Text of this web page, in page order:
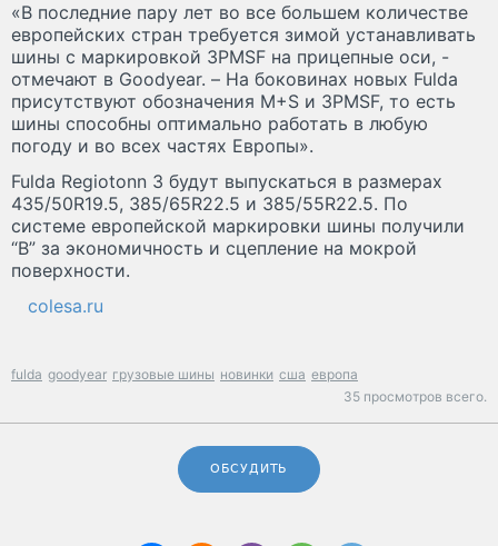
«В последние пару лет во все большем количестве
европейских стран требуется зимой устанавливать
шины с маркировкой 3PMSF на прицепные оси, -
отмечают в Goodyear. – На боковинах новых Fulda
присутствуют обозначения M+S и 3PMSF, то есть
шины способны оптимально работать в любую
погоду и во всех частях Европы».
Fulda Regiotonn 3 будут выпускаться в размерах
435/50R19.5, 385/65R22.5 и 385/55R22.5. По
системе европейской маркировки шины получили
“B” за экономичность и сцепление на мокрой
поверхности.
colesa.ru
fulda goodyear грузовые шины новинки сша европа
35 просмотров всего.
ОБСУДИТЬ